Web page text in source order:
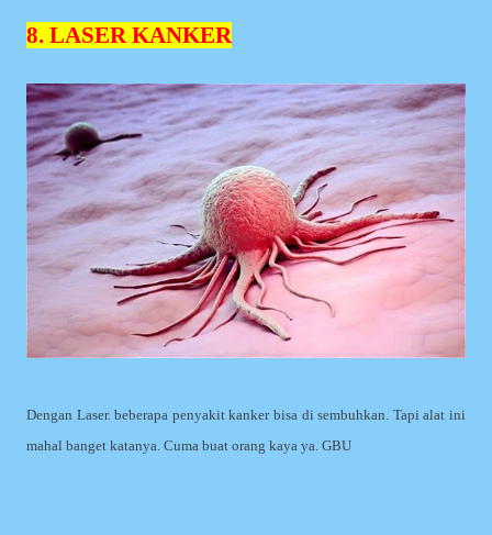
8. LASER KANKER
Dengan Laser. beberapa penyakit kanker bisa di sembuhkan. Tapi alat ini
mahal banget katanya. Cuma buat orang kaya ya. GBU